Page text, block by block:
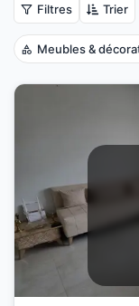
Filtres Trier
Meubles &